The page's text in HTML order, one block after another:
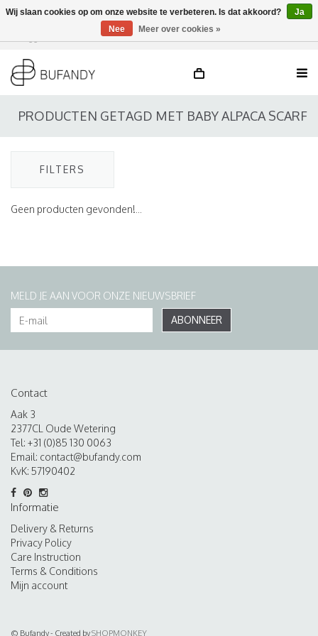
DE / EN
PRODUCTEN GETAGD MET BABY ALPACA SCARF
FILTERS
Geen producten gevonden!...
MELD JE AAN VOOR ONZE NIEUWSBRIEF
ABONNEER
Contact
Aak 3
2377CL Oude Wetering
Tel: +31 (0)85 130 0063
Email: contact@bufandy.com
KvK: 57190402
Informatie
Delivery & Returns
Privacy Policy
Care Instruction
Terms & Conditions
Mijn account
© Bufandy - Created bySHOPMONKEY
Wij slaan cookies op om onze website te verbeteren. Is dat akkoord?
Ja
Nee
Meer over cookies »